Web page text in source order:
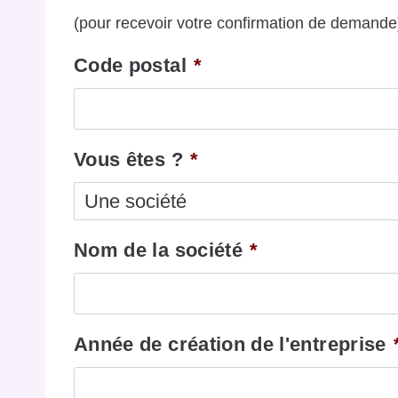
(pour recevoir votre confirmation de
Code postal *
Vous êtes ? *
Nom de la société *
Année de création de l'entreprise